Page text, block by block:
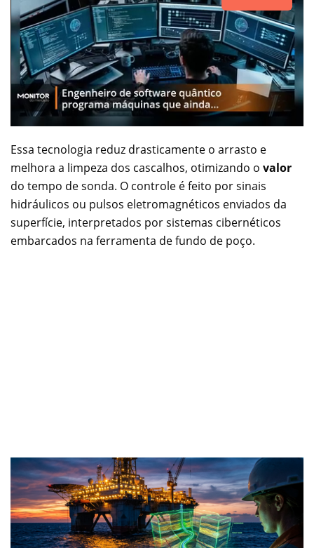
Essa tecnologia reduz drasticamente o arrasto e
melhora a limpeza dos cascalhos, otimizando o valor
do tempo de sonda. O controle é feito por sinais
hidráulicos ou pulsos eletromagnéticos enviados da
superfície, interpretados por sistemas cibernéticos
embarcados na ferramenta de fundo de poço.